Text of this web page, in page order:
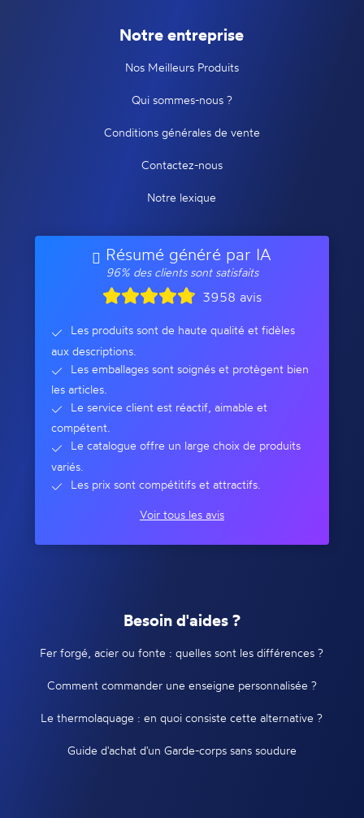
Notre entreprise
Nos Meilleurs Produits
Qui sommes-nous ?
Conditions générales de vente
Contactez-nous
Notre lexique
Résumé généré par IA
96% des clients sont satisfaits
3958 avis
Les produits sont de haute qualité et fidèles
aux descriptions.
Les emballages sont soignés et protègent bien
les articles.
Le service client est réactif, aimable et
compétent.
Le catalogue offre un large choix de produits
variés.
Les prix sont compétitifs et attractifs.
Voir tous les avis
Besoin d'aides ?
Fer forgé, acier ou fonte : quelles sont les différences ?
Comment commander une enseigne personnalisée ?
Le thermolaquage : en quoi consiste cette alternative ?
Guide d'achat d'un Garde-corps sans soudure